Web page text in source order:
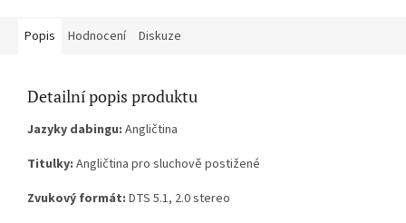
Popis Hodnocení Diskuze
Detailní popis produktu
Jazyky dabingu: Angličtina
Titulky: Angličtina pro sluchově postižené
Zvukový formát: DTS 5.1, 2.0 stereo